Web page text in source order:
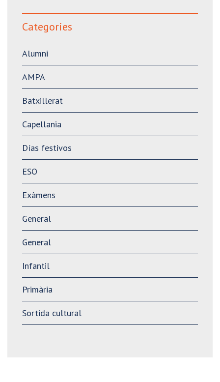
Categories
Alumni
AMPA
Batxillerat
Capellania
Días festivos
ESO
Exàmens
General
General
Infantil
Primària
Sortida cultural